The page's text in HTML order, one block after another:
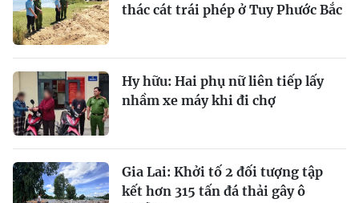
thác cát trái phép ở Tuy Phước Bắc
Hy hữu: Hai phụ nữ liên tiếp lấy
nhầm xe máy khi đi chợ
Gia Lai: Khởi tố 2 đối tượng tập
kết hơn 315 tấn đá thải gây ô